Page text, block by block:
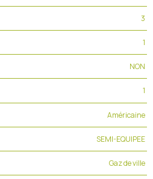
3
1
NON
1
Américaine
SEMI-EQUIPEE
Gaz de ville